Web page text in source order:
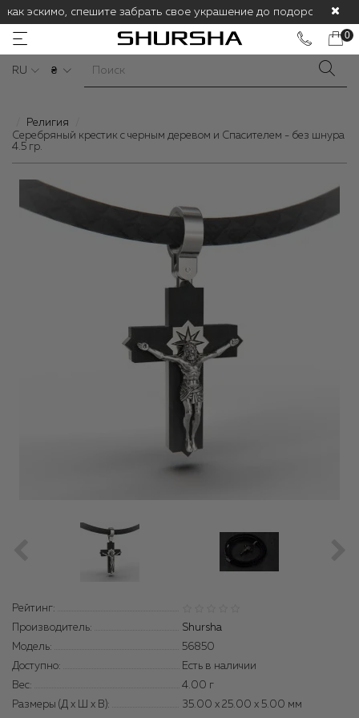
эскимо, спешите забрать свое украшение до подорожания!
0
RU ₴
Религия
Cеребряный крестик с черным деревом и Спасителем - без шнура
4.5 гр.
Рейтинг:
Производитель:
Shursha
Модель:
56850
Доступно:
Есть в наличии
Вес:
4.00 г
Размеры (Д x Ш x В):
35.00 x 25.00 x 5.00 мм